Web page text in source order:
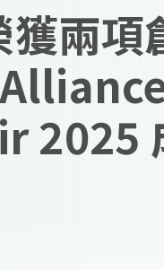
兩項
2025